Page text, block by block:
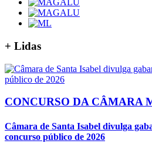
+ Lidas
CONCURSO DA CÂMARA
Câmara de Santa Isabel divulga
concurso público de 2026